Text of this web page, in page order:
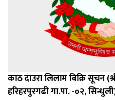
काठ दाउरा लिलाम बिक्रि सूचन
हरिहरपुरगढी गा.पा. -०२,